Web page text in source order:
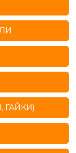
ГАЙКИ)